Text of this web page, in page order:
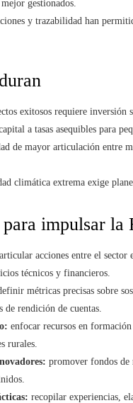
gestionados.
y trazabilidad han
exitosos requiere inversión
a tasas asequibles para
de mayor articulación entre
climática extrema exige
impulsar
articular acciones entre el sector
técnicos y financieros.
métricas precisas sobre
de rendición de cuentas.
enfocar recursos en
rurales.
promover fondos de
recopilar experiencias,